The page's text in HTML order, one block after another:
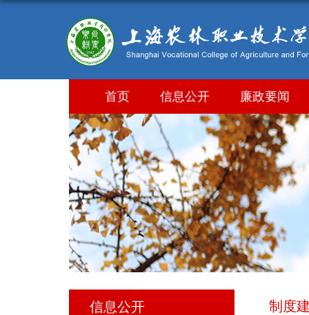
首页 信息公开 廉政要闻
信息公开 制度